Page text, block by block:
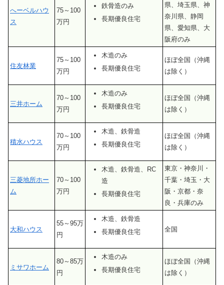
へーベルハウ
ス
75～100
万円
鉄骨造のみ
長期優良住宅
県、埼玉県、神
奈川県、静岡
県、愛知県、大
阪府のみ
住友林業
75～100
万円
木造のみ
長期優良住宅
ほぼ全国（沖縄
は除く）
三井ホーム
70～100
万円
木造のみ
長期優良住宅
ほぼ全国（沖縄
は除く）
積水ハウス
70～100
万円
木造、鉄骨造
長期優良住宅
ほぼ全国（沖縄
は除く）
三菱地所ホー
ム
70～100
万円
木造、鉄骨造、RC
造
長期優良住宅
東京・神奈川・
千葉・埼玉・大
阪・京都・奈
良・兵庫のみ
大和ハウス
55～95万
円
木造、鉄骨造
長期優良住宅
全国
ミサワホーム
80～85万
円
木造のみ
長期優良住宅
ほぼ全国（沖縄
は除く）